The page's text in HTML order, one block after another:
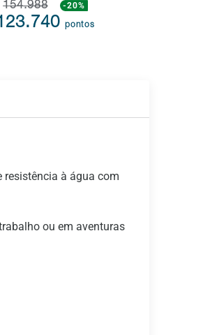
154.988 -20%
pontos
resistência à água com
ou em aventuras